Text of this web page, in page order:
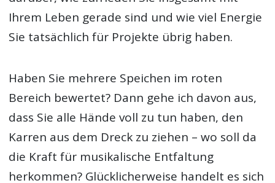
Ihrem Leben gerade sind und wie viel Energie
Sie tatsächlich für Projekte übrig haben.
Haben Sie mehrere Speichen im roten
Bereich bewertet? Dann gehe ich davon aus,
dass Sie alle Hände voll zu tun haben, den
Karren aus dem Dreck zu ziehen – wo soll da
die Kraft für musikalische Entfaltung
herkommen? Glücklicherweise handelt es sich